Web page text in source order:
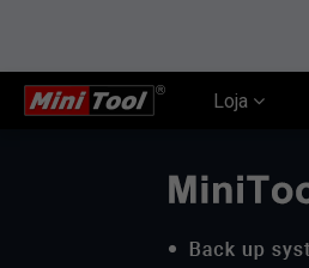
Loja